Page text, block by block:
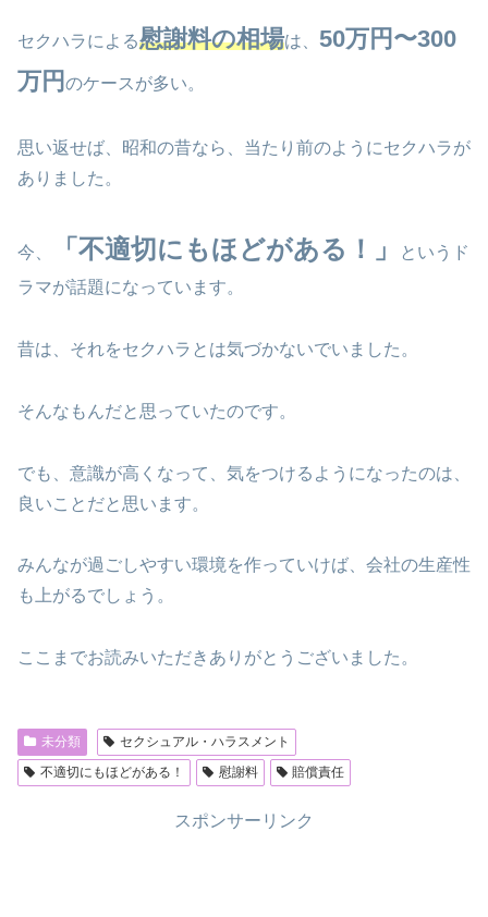
セクハラによる慰謝料の相場は、 50万円〜300
万円 のケースが多い。
思い返せば、昭和の昔なら、当たり前のようにセクハラが
ありました。
今、 「不適切にもほどがある！」
というド
ラマが話題になっています。
昔は、それをセクハラとは気づかないでいました。
そんなもんだと思っていたのです。
でも、意識が高くなって、気をつけるようになったのは、
良いことだと思います。
みんなが過ごしやすい環境を作っていけば、会社の生産性
も上がるでしょう。
ここまでお読みいただきありがとうございました。
未分類
セクシュアル・ハラスメント
不適切にもほどがある！
慰謝料 賠償責任
スポンサーリンク